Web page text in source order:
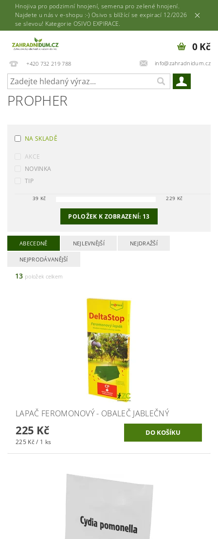
Hnojiva pro podzimní hnojení, semena pro zelené hnojení.
Najdete u nás v e-shopu :-) Osivo s blížící se expirací 12/2026
se slevou! Kategorie OSIVO EXPIRACE.
+420 732 219 788 info@zahradnidum.cz
0 Kč
PROPHER
NA SKLADĚ
AKCE
NOVINKA
TIP
39 Kč 229 Kč
POLOŽEK K ZOBRAZENÍ: 13
ABECEDNĚ NEJLEVNĚJŠÍ NEJDRAŽŠÍ
NEJPRODÁVANĚJŠÍ
13 položek celkem
LAPAČ FEROMONOVÝ - OBALEČ JABLEČNÝ
225 Kč
225 Kč / 1 ks